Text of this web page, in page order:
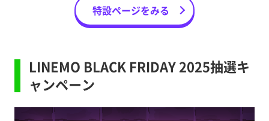
特設ページをみる
LINEMO BLACK FRIDAY 2025抽選キ
ャンペーン